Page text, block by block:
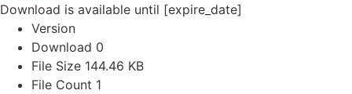
Download is available until [expire_date]
Version
Download 0
File Size 144.46 KB
File Count 1